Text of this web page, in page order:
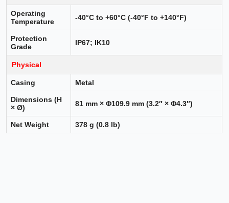
Operating
Temperature
-40°C to +60°C (-40°F to +140°F)
Protection
Grade
IP67; IK10
Physical
Casing Metal
Dimensions (H
× Ø)
81 mm × Φ109.9 mm (3.2″ × Φ4.3″)
Net Weight 378 g (0.8 lb)